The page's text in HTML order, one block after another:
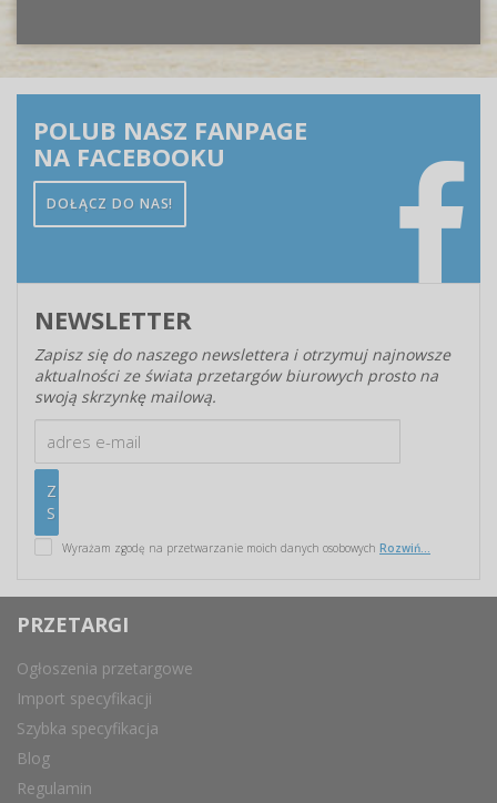
POLUB NASZ FANPAGE
NA FACEBOOKU
DOŁĄCZ DO NAS!
NEWSLETTER
Zapisz się do naszego newslettera i otrzymuj najnowsze
aktualności ze świata przetargów biurowych prosto na
swoją skrzynkę mailową.
Wyrażam zgodę na przetwarzanie moich danych osobowych Rozwiń...
PRZETARGI
Ogłoszenia przetargowe
Import specyfikacji
Szybka specyfikacja
Blog
Regulamin